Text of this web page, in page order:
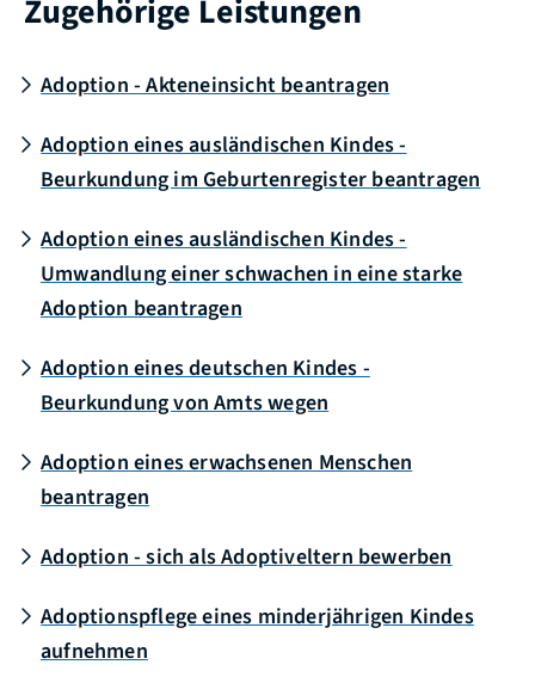
Zugehörige Leistungen
Adoption - Akteneinsicht beantragen
Adoption eines ausländischen Kindes -
Beurkundung im Geburtenregister beantragen
Adoption eines ausländischen Kindes -
Umwandlung einer schwachen in eine starke
Adoption beantragen
Adoption eines deutschen Kindes -
Beurkundung von Amts wegen
Adoption eines erwachsenen Menschen
beantragen
Adoption - sich als Adoptiveltern bewerben
Adoptionspflege eines minderjährigen Kindes
aufnehmen